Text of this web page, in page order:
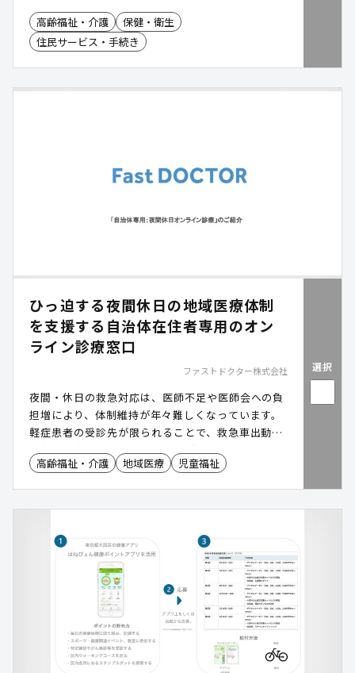
す。「霊園管理システム」は、20年以上にわたる自
治体運用実績をもとに、墓地管理から収納管理まで
を一元化し、霊園管理業務の効率化を支援します。
高齢福祉・介護
保健・衛生
住民サービス・手続き
ひっ迫する夜間休日の地域医療体制
を支援する自治体在住者専用のオン
ライン診療窓口
ファストドクター株式会社
夜間・休日の救急対応は、医師不足や医師会への負
担増により、体制維持が年々難しくなっています。
軽症患者の受診先が限られることで、救急車出動や
二次・三次救急のひっ迫につながるケースも少なく
ありません。「自治体専用:夜間休日オンライン診
負担の軽減と持続可能な地域医療の実現を支援しま
高齢福祉・介護 地域医療 児童福祉
選択